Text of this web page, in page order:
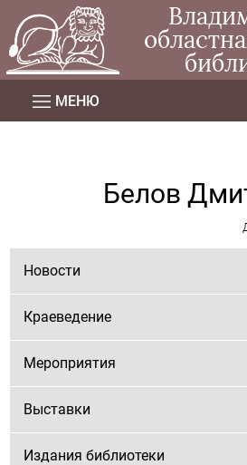
МЕНЮ
Белов
Новости
Краеведение
Мероприятия
Выставки
Издания библиотеки